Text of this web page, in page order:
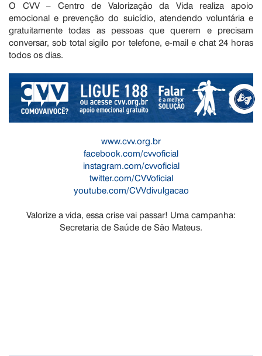
O CVV – Centro de Valorização da Vida realiza apoio
emocional e prevenção do suicídio, atendendo voluntária e
gratuitamente todas as pessoas que querem e precisam
conversar, sob total sigilo por telefone, e-mail e chat 24 horas
todos os dias.
www.cvv.org.br
facebook.com/cvvoficial
instagram.com/cvvoficial
twitter.com/CVVoficial
youtube.com/CVVdivulgacao
Valorize a vida, essa crise vai passar! Uma campanha:
Secretaria de Saúde de São Mateus.